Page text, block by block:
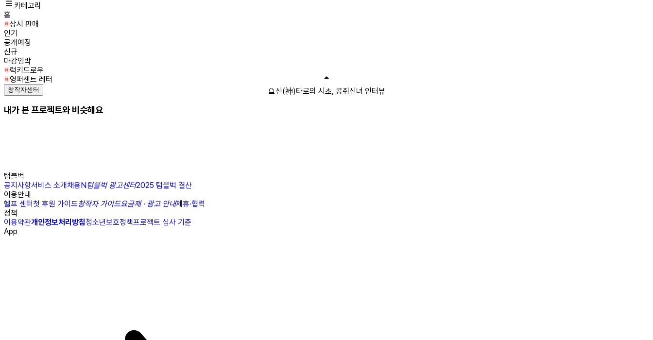
카테고리
홈
상시 판매
인기
공개예정
신규
마감임박
럭키드로우
영퍼센트 레터
창작자센터
내가 본 프로젝트와 비슷해요
텀블벅
공지사항서비스 소개채용N텀블벅 광고센터2025 텀블벅 결산
이용안내
헬프 센터첫 후원 가이드창작자 가이드요금제 · 광고 안내제휴·협력
정책
이용약관개인정보처리방침청소년보호정책프로젝트 심사 기준
App
🔮신(神)타로의 시초, 콩쥐신녀 인터뷰